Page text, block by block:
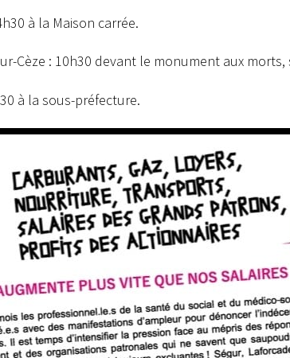
à la Maison carrée.
Cèze : 10h30 devant le monument aux
à la sous-préfecture.